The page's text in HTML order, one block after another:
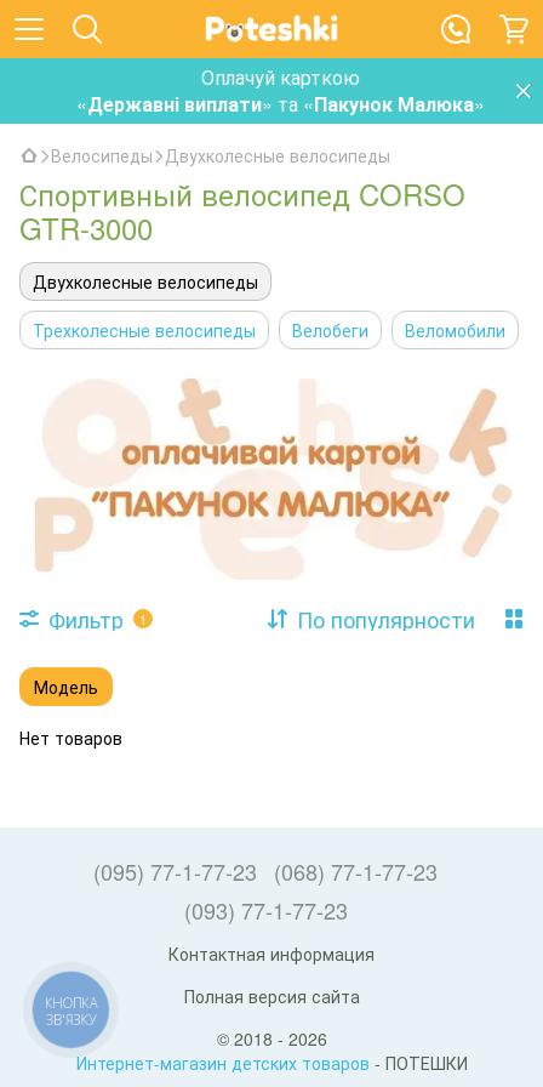
Оплачуй карткою
«Державні виплати» та «Пакунок Малюка»
Велосипеды Двухколесные велосипеды
Спортивный велосипед CORSO
GTR-3000
Двухколесные велосипеды
Трехколесные велосипеды
Велобеги Веломобили
Фильтр 1 По популярности
Модель
Нет товаров
(095) 77-1-77-23
(068) 77-1-77-23
(093) 77-1-77-23
Контактная информация
Полная версия сайта
© 2018 - 2026
Интернет-магазин детских товаров - ПОТЕШКИ
КНОПКА
ЗВ'ЯЗКУ